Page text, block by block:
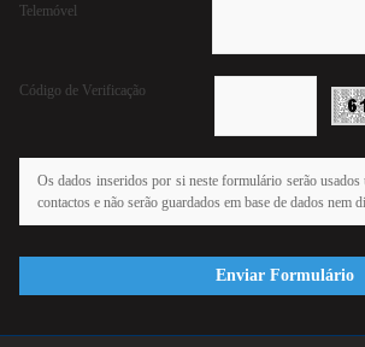
Telemóvel
Código de Verificação
Os dados inseridos por si neste formulário serão
contactos e não serão guardados em base de dados nem